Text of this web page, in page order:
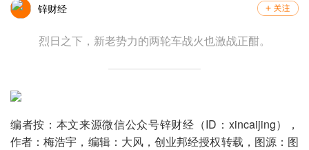
锌财经
烈日之下，新老势力的两轮车战火也激战正酣。
编者按：本文来源微信公众号锌财经（ID：xincaijing），
作者：梅浩宇，编辑：大风，创业邦经授权转载，图源：图